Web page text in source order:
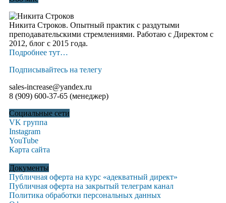
Никита Строков. Опытный практик с раздутыми
преподавательскими стремлениями. Работаю с Директом с
2012, блог c 2015 года.
Подробнее тут…
Подписывайтесь на телегу
sales-increase@yandex.ru
8 (909) 600-37-65 (менеджер)
Социальные сети
VK группа
Instagram
YouTube
Карта сайта
Документы
Публичная оферта на курс «адекватный директ»
Публичная оферта на закрытый телеграм канал
Политика обработки персональных данных